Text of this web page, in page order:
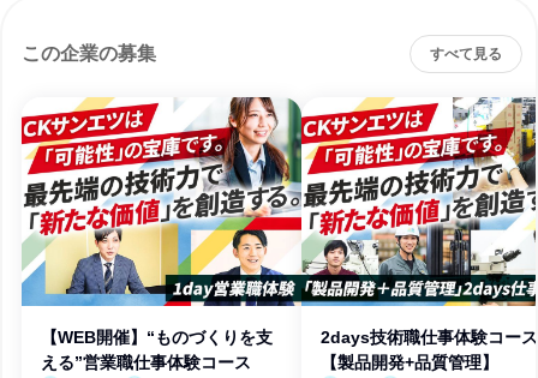
この企業の募集 すべて見る
【WEB開催】“ものづくりを支
える”営業職仕事体験コース
2days技術職仕事体験コース
【製品開発+品質管理】